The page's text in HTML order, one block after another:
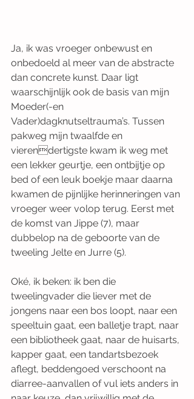
Ja, ik was vroeger onbewust en
onbedoeld al meer van de abstracte
dan concrete kunst. Daar ligt
waarschijnlijk ook de basis van mijn
Moeder(-en
Vader)dagknutseltrauma’s. Tussen
pakweg mijn twaalfde en
vierendertigste kwam ik weg met
een lekker geurtje, een ontbijtje op
bed of een leuk boekje maar daarna
kwamen de pijnlijke herinneringen van
vroeger weer volop terug. Eerst met
de komst van Jippe (7), maar
dubbelop na de geboorte van de
tweeling Jelte en Jurre (5).
Oké, ik beken: ik ben die
tweelingvader die liever met de
jongens naar een bos loopt, naar een
speeltuin gaat, een balletje trapt, naar
een bibliotheek gaat, naar de huisarts,
kapper gaat, een tandartsbezoek
aflegt, beddengoed verschoont na
diarree-aanvallen of vul iets anders in